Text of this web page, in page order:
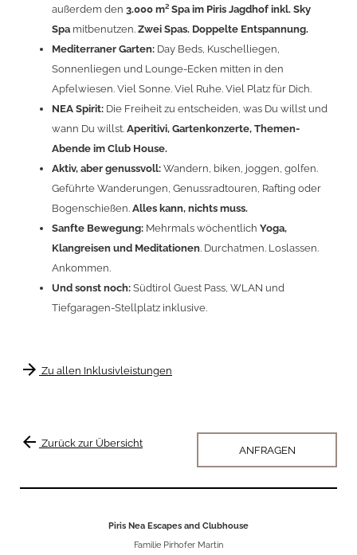
außerdem den 3.000 m² Spa im Piris Jagdhof inkl. Sky
Spa mitbenutzen. Zwei Spas. Doppelte Entspannung.
Mediterraner Garten: Day Beds, Kuschelliegen,
Sonnenliegen und Lounge-Ecken mitten in den
Apfelwiesen. Viel Sonne. Viel Ruhe. Viel Platz für Dich.
NEA Spirit: Die Freiheit zu entscheiden, was Du willst und
wann Du willst. Aperitivi, Gartenkonzerte, Themen-
Abende im Club House.
Aktiv, aber genussvoll: Wandern, biken, joggen, golfen.
Geführte Wanderungen, Genussradtouren, Rafting oder
Bogenschießen. Alles kann, nichts muss.
Sanfte Bewegung: Mehrmals wöchentlich Yoga,
Klangreisen und Meditationen. Durchatmen. Loslassen.
Ankommen.
Und sonst noch: Südtirol Guest Pass, WLAN und
Tiefgaragen-Stellplatz inklusive.
arrow_forward Zu allen Inklusivleistungen
arrow_back Zurück zur Übersicht
ANFRAGEN
Piris Nea Escapes and Clubhouse
Familie Pirhofer Martin